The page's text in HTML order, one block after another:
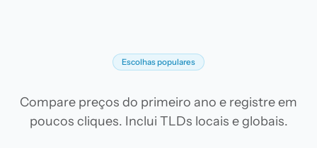
Escolhas populares
Compare preços do primeiro ano e registre em
poucos cliques. Inclui TLDs locais e globais.